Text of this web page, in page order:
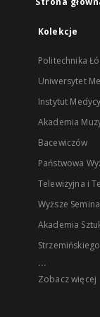
Kolekcje
Politechnika
Uniwersytet
Instytut
Akademia
Bacewiczów
Państwowa
Telewizyjna i
Wyższe
Akademia
...
Zobacz więcej